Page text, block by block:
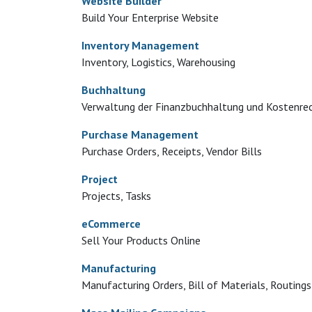
Build Your Enterprise Website
Inventory Management
Inventory, Logistics, Warehousing
Buchhaltung
Verwaltung der Finanzbuchhaltung und
Purchase Management
Purchase Orders, Receipts, Vendor Bills
Project
Projects, Tasks
eCommerce
Sell Your Products Online
Manufacturing
Manufacturing Orders, Bill of Materials, Routings